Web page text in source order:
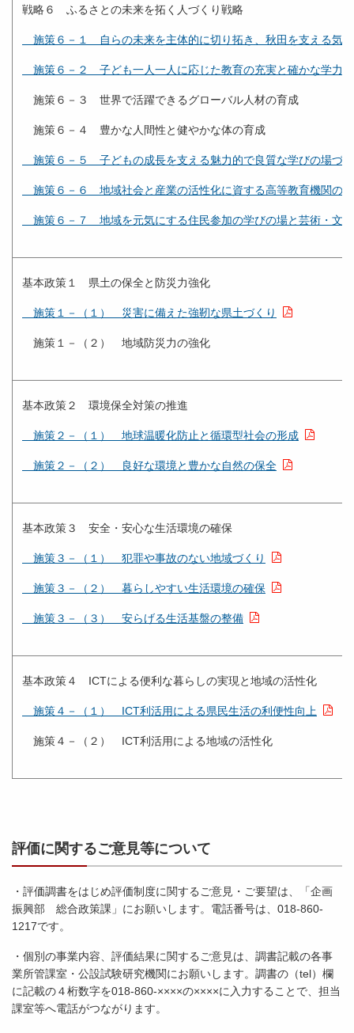
戦略６ ふるさとの未来を拓く人づくり戦略
施策６－１ 自らの未来を主体的に切り拓き、秋田を支える気
施策６－２ 子ども一人一人に応じた教育の充実と確かな学力
施策６－３ 世界で活躍できるグローバル人材の育成
施策６－４ 豊かな人間性と健やかな体の育成
施策６－５ 子どもの成長を支える魅力的で良質な学びの場づ
施策６－６ 地域社会と産業の活性化に資する高等教育機関の
施策６－７ 地域を元気にする住民参加の学びの場と芸術・文
基本政策１ 県土の保全と防災力強化
施策１－（１） 災害に備えた強靭な県土づくり
施策１－（２） 地域防災力の強化
基本政策２ 環境保全対策の推進
施策２－（１） 地球温暖化防止と循環型社会の形成
施策２－（２） 良好な環境と豊かな自然の保全
基本政策３ 安全・安心な生活環境の確保
施策３－（１） 犯罪や事故のない地域づくり
施策３－（２） 暮らしやすい生活環境の確保
施策３－（３） 安らげる生活基盤の整備
基本政策４ ICTによる便利な暮らしの実現と地域の活性化
施策４－（１） ICT利活用による県民生活の利便性向上
施策４－（２） ICT利活用による地域の活性化
評価に関するご意見等について
・評価調書をはじめ評価制度に関するご意見・ご要望は、「企画
振興部 総合政策課」にお願いします。電話番号は、018-860-
1217です。
・個別の事業内容、評価結果に関するご意見は、調書記載の各事
業所管課室・公設試験研究機関にお願いします。調書の（tel）欄
に記載の４桁数字を018-860-××××の××××に入力することで、担当
課室等へ電話がつながります。